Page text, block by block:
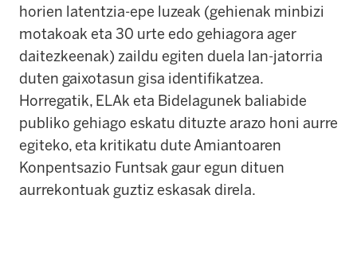
horien latentzia-epe luzeak (gehienak minbizi
motakoak eta 30 urte edo gehiagora ager
daitezkeenak) zaildu egiten duela lan-jatorria
duten gaixotasun gisa identifikatzea.
Horregatik, ELAk eta Bidelagunek baliabide
publiko gehiago eskatu dituzte arazo honi aurre
egiteko, eta kritikatu dute Amiantoaren
Konpentsazio Funtsak gaur egun dituen
aurrekontuak guztiz eskasak direla.